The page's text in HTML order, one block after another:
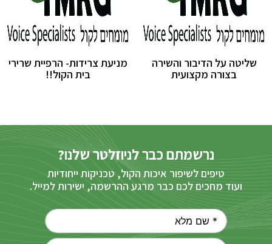
שליטה על הדיבור והשירה
בצורה מקצועית
מניעת צרידות- הרפיית שרירי
בית הקול!!
נרשמתם כבר לניוזלטר שלנו?
טיפים לשיפור איכות הקול, טכניקות ייחודיות
ועוד מחכים לכם כבר מרגע ההרשמה, ישירות למייל.